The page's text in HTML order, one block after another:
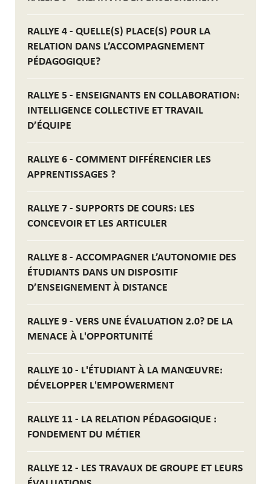
RALLYE 4 - QUELLE(S) PLACE(S) POUR LA
RELATION DANS L’ACCOMPAGNEMENT
PÉDAGOGIQUE?
RALLYE 5 - ENSEIGNANTS EN COLLABORATION:
INTELLIGENCE COLLECTIVE ET TRAVAIL
D’ÉQUIPE
RALLYE 6 - COMMENT DIFFÉRENCIER LES
APPRENTISSAGES ?
RALLYE 7 - SUPPORTS DE COURS: LES
CONCEVOIR ET LES ARTICULER
RALLYE 8 - ACCOMPAGNER L’AUTONOMIE DES
ÉTUDIANTS DANS UN DISPOSITIF
D’ENSEIGNEMENT À DISTANCE
RALLYE 9 - VERS UNE ÉVALUATION 2.0? DE LA
MENACE À L'OPPORTUNITÉ
RALLYE 10 - L'ÉTUDIANT À LA MANŒUVRE:
DÉVELOPPER L'EMPOWERMENT
RALLYE 11 - LA RELATION PÉDAGOGIQUE :
FONDEMENT DU MÉTIER
RALLYE 12 - LES TRAVAUX DE GROUPE ET LEURS